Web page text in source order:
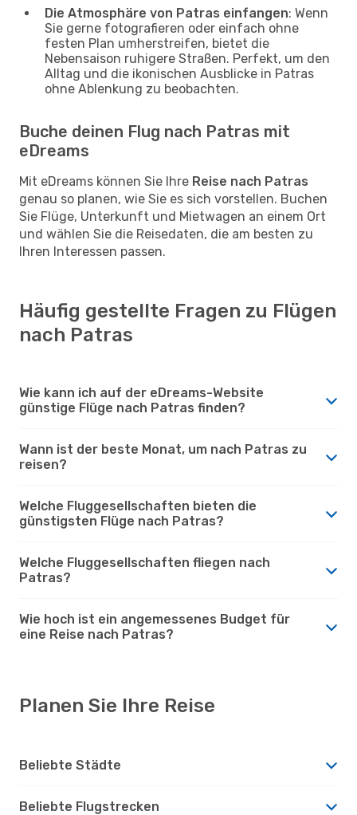
Die Atmosphäre von Patras einfangen: Wenn
Sie gerne fotografieren oder einfach ohne
festen Plan umherstreifen, bietet die
Nebensaison ruhigere Straßen. Perfekt, um den
Alltag und die ikonischen Ausblicke in Patras
ohne Ablenkung zu beobachten.
Buche deinen Flug nach Patras mit
eDreams
Mit eDreams können Sie Ihre Reise nach Patras
genau so planen, wie Sie es sich vorstellen. Buchen
Sie Flüge, Unterkunft und Mietwagen an einem Ort
und wählen Sie die Reisedaten, die am besten zu
Ihren Interessen passen.
Häufig gestellte Fragen zu Flügen
nach Patras
Wie kann ich auf der eDreams-Website
günstige Flüge nach Patras finden?
Wann ist der beste Monat, um nach Patras zu
reisen?
Welche Fluggesellschaften bieten die
günstigsten Flüge nach Patras?
Welche Fluggesellschaften fliegen nach
Patras?
Wie hoch ist ein angemessenes Budget für
eine Reise nach Patras?
Planen Sie Ihre Reise
Beliebte Städte
Beliebte Flugstrecken